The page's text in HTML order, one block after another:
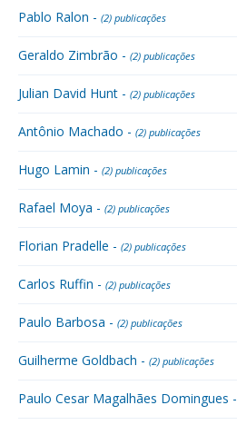
Pablo Ralon - (2) publicações
Geraldo Zimbrão - (2) publicações
Julian David Hunt - (2) publicações
Antônio Machado - (2) publicações
Hugo Lamin - (2) publicações
Rafael Moya - (2) publicações
Florian Pradelle - (2) publicações
Carlos Ruffin - (2) publicações
Paulo Barbosa - (2) publicações
Guilherme Goldbach - (2) publicações
Paulo Cesar Magalhães Domingues -